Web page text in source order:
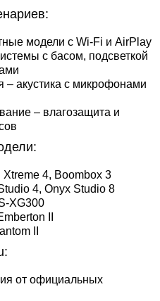
модели с Wi‑Fi и AirPlay
с басом, подсветкой
– акустика с микрофонами
– влагозащита и
4, Boombox 3
4, Onyx Studio 8
XG300
II
II
от официальных